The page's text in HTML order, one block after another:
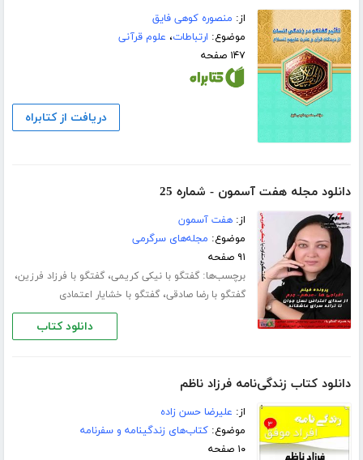
از: منصوره کوهی فایق
موضوع: ارتباطات، علوم قرآنی
۱۴۷ صفحه
دریافت از کتابراه
دانلود مجله هفت آسمون - شماره 25
از:هفت آسمون
موضوع: مجله‌های سرگرمی
۹۱ صفحه
برچسب‌ها:گفتگو با نیکی کریمی،گفتگو با فرزاد فرزین،
گفتگو با رضا صادقی،گفتگو با خشایار اعتمادی
دانلود کتاب
دانلود کتاب زندگی‌نامه فرزاد ناظم
از: علیرضا حسن‌ زاده
موضوع:کتاب‌های زندگینامه و سفرنامه
۱۰ صفحه